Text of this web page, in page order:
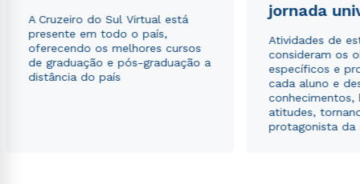
A Cruzeiro do Sul Virtual está
presente em todo o país,
oferecendo os melhores cursos
de graduação e pós-graduação a
distância do país
jornada
Atividades de
consideram os
específicos e
cada aluno e
conhecimentos,
atitudes,
protagonista da
Política de Privacidade.e
autorizo que meus dados sejam utilizados para o
envio de conteúdos da Cruzeiro do Sul.